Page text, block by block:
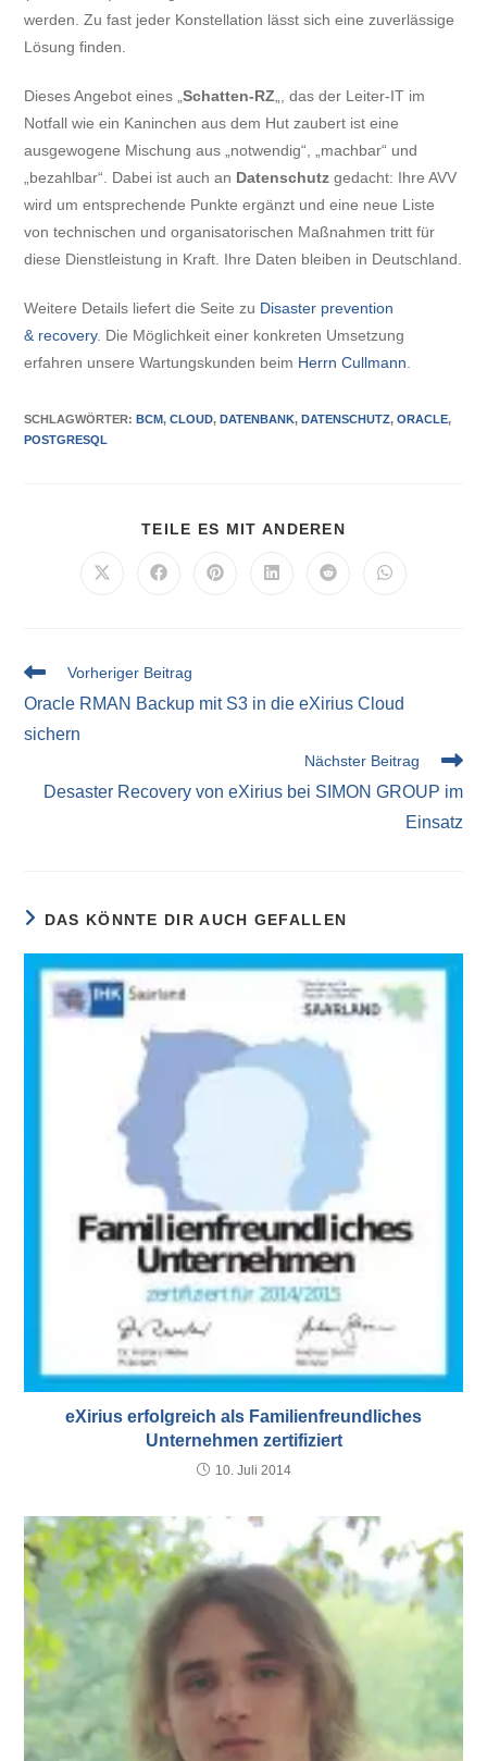
werden. Zu fast jeder Konstellation lässt sich eine zuverlässige
Lösung finden.
Dieses Angebot eines „Schatten-RZ „, das der Leiter-IT im
Notfall wie ein Kaninchen aus dem Hut zaubert ist eine
ausgewogene Mischung aus „notwendig“, „machbar“ und
„bezahlbar“. Dabei ist auch an Datenschutz gedacht: Ihre AVV
wird um entsprechende Punkte ergänzt und eine neue Liste
von technischen und organisatorischen Maßnahmen tritt für
diese Dienstleistung in Kraft. Ihre Daten bleiben in Deutschland.
Weitere Details liefert die Seite zu Disaster prevention
& recovery. Die Möglichkeit einer konkreten Umsetzung
erfahren unsere Wartungskunden beim Herrn Cullmann
SCHLAGWÖRTER:BCM, CLOUD, DATENBANK, DATENSCHUTZ, ORACLE,
POSTGRESQL
TEILE ES MIT ANDEREN
Vorheriger Beitrag
Oracle RMAN Backup mit S3 in die eXirius Cloud
sichern
Nächster Beitrag
Desaster Recovery von eXirius bei SIMON GROUP im
Einsatz
DAS KÖNNTE DIR AUCH GEFALLEN
eXirius erfolgreich als Familienfreundliches
Unternehmen zertifiziert
10. Juli 2014